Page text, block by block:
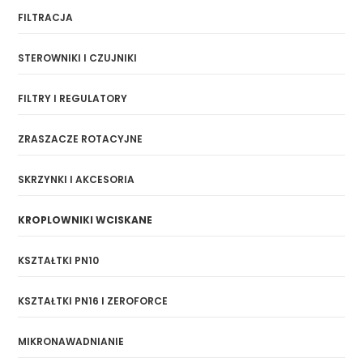
FILTRACJA
STEROWNIKI I CZUJNIKI
FILTRY I REGULATORY
ZRASZACZE ROTACYJNE
SKRZYNKI I AKCESORIA
KROPLOWNIKI WCISKANE
KSZTAŁTKI PN10
KSZTAŁTKI PN16 I ZEROFORCE
MIKRONAWADNIANIE